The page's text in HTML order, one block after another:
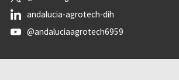
andalucia-agrotech-dih
@andaluciaagrotech6959